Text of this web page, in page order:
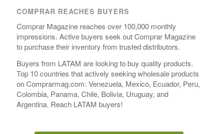
COMPRAR REACHES BUYERS
Comprar Magazine reaches over 100,000 monthly
impressions. Active buyers seek out Comprar Magazine
to purchase their inventory from trusted distributors.
Buyers from LATAM are looking to buy quality products.
Top 10 countries that actively seeking wholesale products
on Comprarmag.com: Venezuela, Mexico, Ecuador, Peru,
Colombia, Panama, Chile, Bolivia, Uruguay, and
Argentina. Reach LATAM buyers!